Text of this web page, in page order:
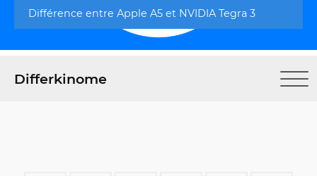
Différence entre Apple A5 et NVIDIA Tegra 3
Differkinome